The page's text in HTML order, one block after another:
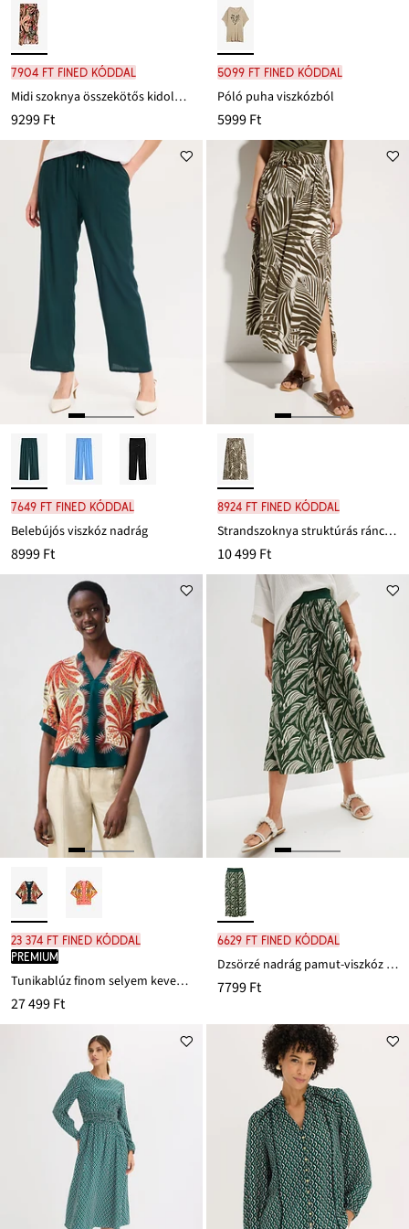
7904 Ft FINED kóddal
Midi szoknya összekötős kidolgozásban
9299 Ft
5099 Ft FINED kóddal
Póló puha viszkózból
5999 Ft
7649 Ft FINED kóddal
Belebújós viszkóz nadrág
8999 Ft
8924 Ft FINED kóddal
Strandszoknya struktúrás ráncolt anyagból
10 499 Ft
23 374 Ft FINED kóddal
PREMIUM
Tunikablúz finom selyem keverékből
27 499 Ft
6629 Ft FINED kóddal
Dzsörzé nadrág pamut-viszkóz keverékből
7799 Ft